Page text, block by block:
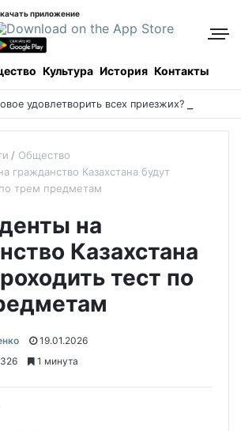
приложение
Культура История Контакты
Общество
гражданство Казахстана будут
трем предметам
на
Казахстана
тест по
19.01.2026
326
1 минута